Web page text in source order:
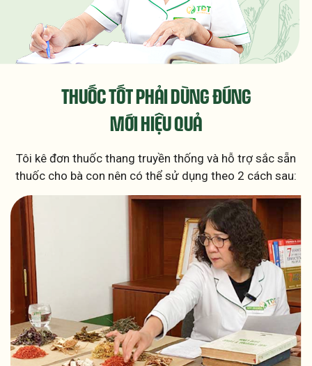
THUỐC TỐT PHẢI DÙNG ĐÚNG
MỚI HIỆU QUẢ
Tôi kê đơn thuốc thang truyền thống và hỗ trợ sắc sẵn
thuốc cho bà con nên có thể sử dụng theo 2 cách sau: